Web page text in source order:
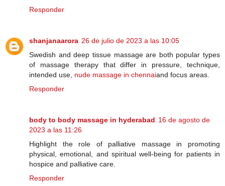
Responder
shanjanaarora 26 de julio de 2023 a las 10:05
Swedish and deep tissue massage are both popular types
of massage therapy that differ in pressure, technique,
intended use, nude massage in chennaiand focus areas.
Responder
body to body massage in hyderabad 16 de agosto de
2023 a las 11:26
Highlight the role of palliative massage in promoting
physical, emotional, and spiritual well-being for patients in
hospice and palliative care.
Responder